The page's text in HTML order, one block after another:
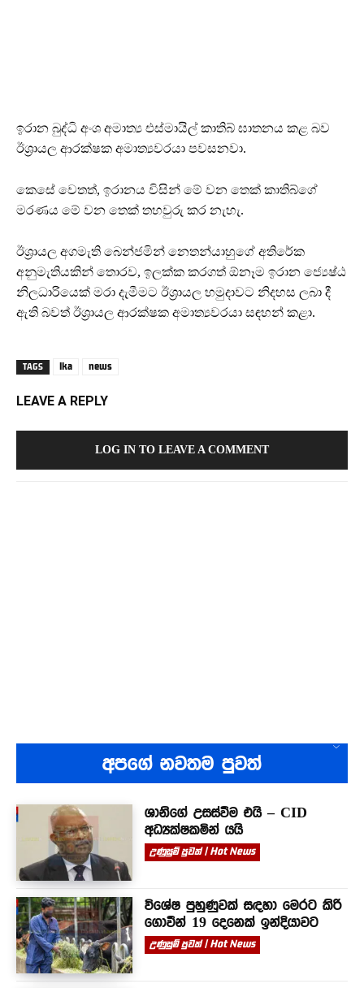
ඉරාන බුද්ධි අංශ අමාත්‍ය එස්මායිල් කාතිබ් ඝාතනය කළ බව
ඊශ්‍රායල ආරක්ෂක අමාත්‍යවරයා පවසනවා.
කෙසේ වෙතත්, ඉරානය විසින් මේ වන තෙක් කාතිබ්ගේ
මරණය මේ වන තෙක් තහවුරු කර නැහැ.
ඊශ්‍රායල අගමැති බෙන්ජමින් නෙතන්යාහුගේ අතිරේක
අනුමැතියකින් තොරව, ඉලක්ක කරගත් ඕනෑම ඉරාන ජ්‍යෙෂ්ඨ
නිලධාරියෙක් මරා දැමීමට ඊශ්‍රායල හමුදාවට නිදහස ලබා දී
ඇති බවත් ඊශ්‍රායල ආරක්ෂක අමාත්‍යවරයා සඳහන් කළා.
TAGS lka news
LEAVE A REPLY
LOG IN TO LEAVE A COMMENT
අපගේ නවතම පුවත්
ශානිගේ උසස්වීම එයි – CID
අධ්‍යක්ෂකමින් යයි
උණුසුම් පුවත් | Hot News
විශේෂ පුහුණුවක් සඳහා මෙරට කිරි
ගොවීන් 19 දෙනෙක් ඉන්දියාවට
උණුසුම් පුවත් | Hot News